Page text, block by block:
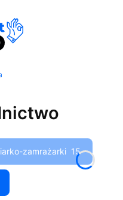
zamrażarki 15